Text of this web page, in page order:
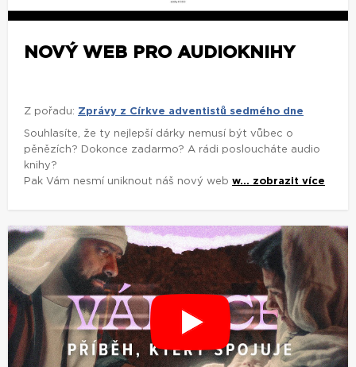
NOVÝ WEB PRO AUDIOKNIHY
Z pořadu: Zprávy z Církve adventistů sedmého dne
Souhlasíte, že ty nejlepší dárky nemusí být vůbec o
pěnězích? Dokonce zadarmo? A rádi posloucháte audio
knihy?
Pak Vám nesmí uniknout náš nový web w... zobrazit více